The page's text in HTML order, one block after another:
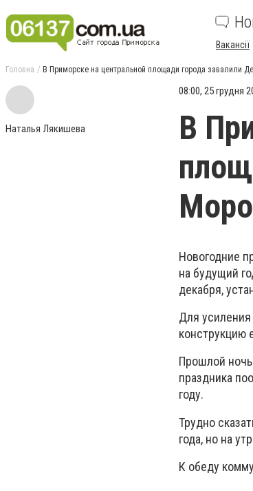
Вакансії
Головна В Приморске на центральной площади города завалили
Наталья Лякишева
08:00, 25 грудня
В
Новогодние
на будущий
декабря,
Для
конструкцию
Прошлой
праздника
году.
Трудно
года, но на
К обеду